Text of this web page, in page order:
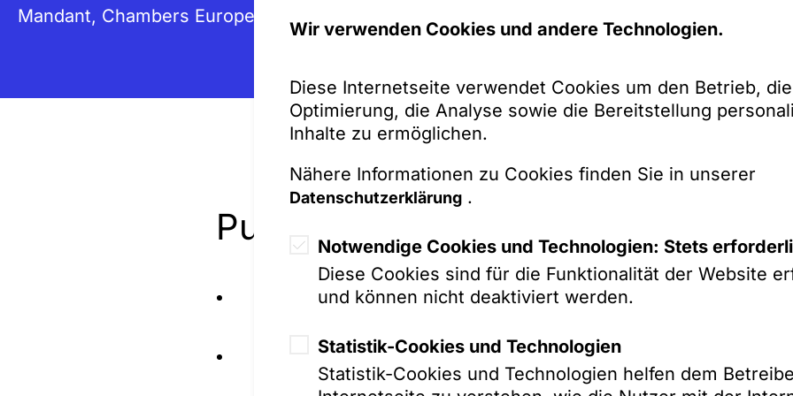
Wir verwenden Cookies und andere Technologien.
Diese Internetseite verwendet Cookies um den Betrieb, die
Optimierung, die Analyse sowie die Bereitstellung
Inhalte zu ermöglichen.
Nähere Informationen zu Cookies finden Sie in unserer
Datenschutzerklärung .
Notwendige Cookies und Technologien: Stets
Diese Cookies sind für die Funktionalität der Website
und können nicht deaktiviert werden.
Statistik-Cookies und Technologien
Statistik-Cookies und Technologien helfen dem
Mandant, Chambers Europe
Publikationen
Legal 500: Trademark Disputes Comparative Guide (2026),
Chambers Global Practice Guide „Trade Marks & Copyright“
Germany – Law and Practice “ and „Germany – Trends and